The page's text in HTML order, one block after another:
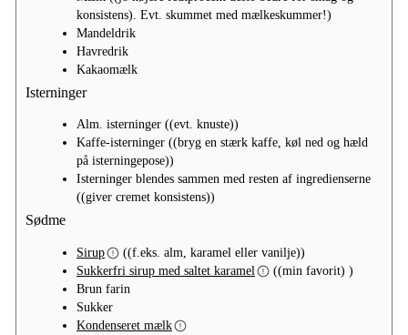
konsistens). Evt. skummet med mælkeskummer!)
Mandeldrik
Havredrik
Kakaomælk
Isterninger
Alm. isterninger ((evt. knuste))
Kaffe-isterninger ((bryg en stærk kaffe, køl ned og hæld
på isterningepose))
Isterninger blendes sammen med resten af ingredienserne
((giver cremet konsistens))
Sødme
Sirup
((f.eks. alm, karamel eller vanilje))
Sukkerfri sirup med saltet karamel
((min favorit) )
Brun farin
Sukker
Kondenseret mælk